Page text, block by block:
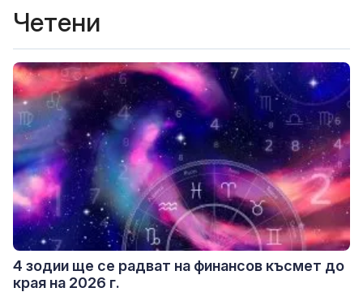
Четени
4 зодии ще се радват на финансов късмет до
края на 2026 г.